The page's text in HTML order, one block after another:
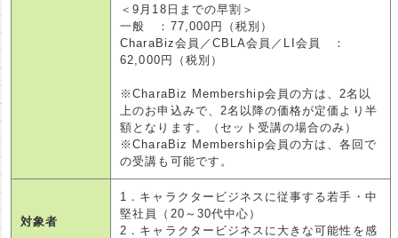
＜9月18日までの早割＞
一般 ：77,000円（税別）
CharaBiz会員／CBLA会員／LI会員 ：
62,000円（税別）
※CharaBiz Membership会員の方は、2名以
上のお申込みで、2名以降の価格が定価より半
額となります。（セット受講の場合のみ）
※CharaBiz Membership会員の方は、各回で
の受講も可能です。
対象者
1．キャラクタービジネスに従事する若手・中
堅社員（20～30代中心）
2．キャラクタービジネスに大きな可能性を感